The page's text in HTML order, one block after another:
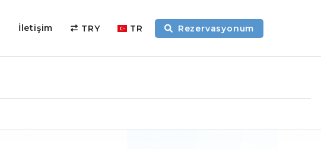
İletişim TRY TR Rezervasyonum